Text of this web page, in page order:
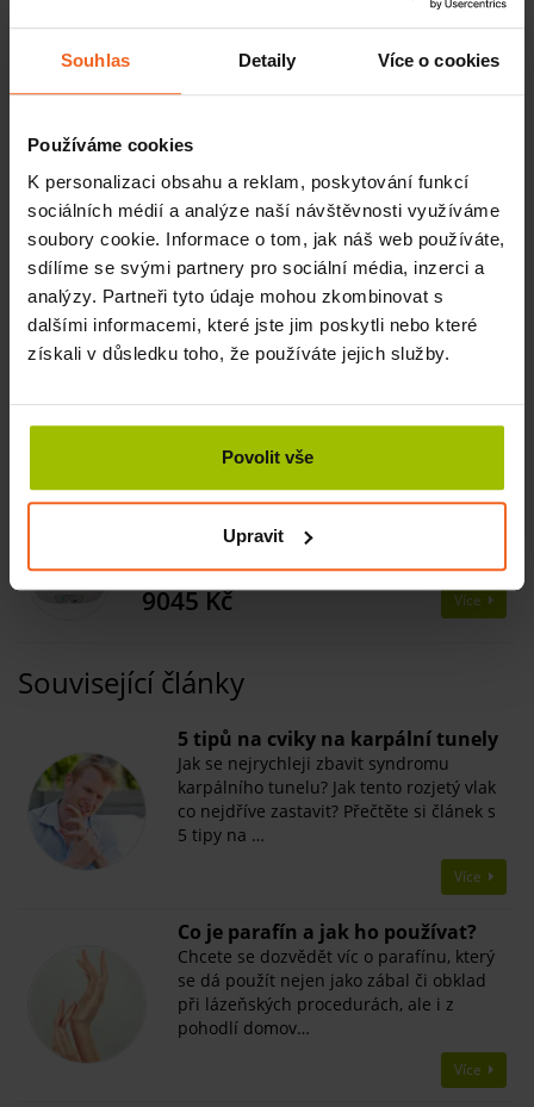
Souhlas Detaily Více o cookies
Používáme cookies
K personalizaci obsahu a reklam, poskytování funkcí
sociálních médií a analýze naší návštěvnosti využíváme
soubory cookie. Informace o tom, jak náš web používáte,
sdílíme se svými partnery pro sociální média, inzerci a
analýzy. Partneři tyto údaje mohou zkombinovat s
dalšími informacemi, které jste jim poskytli nebo které
získali v důsledku toho, že používáte jejich služby.
Povolit vše
Upravit
Jsou skvělým doplňkem k parafínové lázni a k parafínu.
kvalitního materiálu a lze je prát v pračce. Aby nepadaly, je
možné použít suchý zip, který je na jedné straně rukavice.
Výplň rukavic izoluje a udržuje teplo po celou dobu
parafínové terapie. Parafínové rukavice nabízí vysoký
komfort během parafínových zábalů rukou.
Související produkty
Parafínová lázeň PL 4 s 2,5 kg parafínu, 4 l
SKLADEM
9045 Kč Více
Související články
5 tipů na cviky na karpální tunely
Jak se nejrychleji zbavit syndromu
karpálního tunelu? Jak tento rozjetý vlak
co nejdříve zastavit? Přečtěte si článek s
5 tipy na …
Více
Co je parafín a jak ho používat?
Chcete se dozvědět víc o parafínu, který
se dá použít nejen jako zábal či obklad
při lázeňských procedurách, ale i z
pohodlí domov…
Více